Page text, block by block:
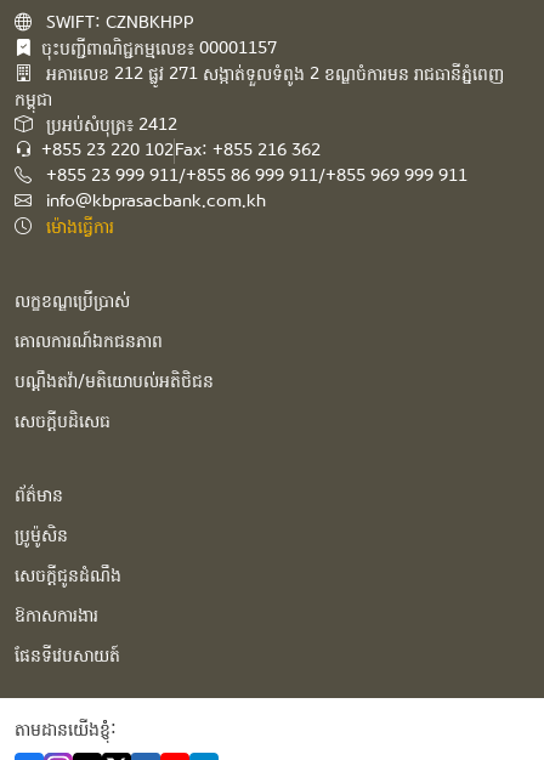
SWIFT: CZNBKHPP
ចុះបញ្ជីពាណិជ្ជកម្មលេខ៖ 00001157
អគារ​លេខ​ 212 ផ្លូវ 271 សង្កាត់ទួលទំពូង 2 ខណ្ឌចំការមន រាជធានីភ្នំពេញ
កម្ពុជា​
ប្រអប់សំបុត្រ៖ 2412
+855 23 220 102Fax: +855 216 362
+855 23 999 911/+855 86 999 911/+855 969 999 911
info@kbprasacbank.com.kh
ម៉ោងធ្វើការ
លក្ខខណ្ឌប្រើប្រាស់
គោលការណ៍ឯកជនភាព
បណ្ដឹងតវ៉ា/មតិយោបល់អតិថិជន
សេចក្ដីបដិសេធ
ព័ត៌មាន
ប្រូម៉ូសិន
សេចក្ដីជូនដំណឹង
ឱកាសការងារ
ផែនទីវេបសាយត៍
តាមដានយើងខ្ញុំំ: